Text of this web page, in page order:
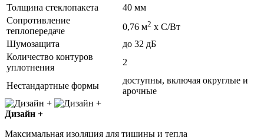
Толщина стеклопакета
40 мм
Сопротивление
теплопередаче
0,76 м2 х С/Вт
Шумозащита
до 32 дБ
Количество контуров
уплотнения
2
Нестандартные формы
доступны, включая округлые и
арочные
Дизайн +
Максимальная изоляция для тишины и тепла